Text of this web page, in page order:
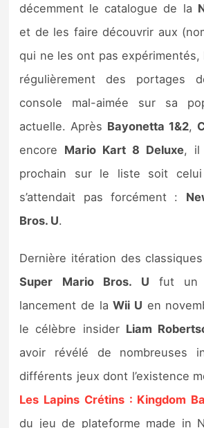
Previews
Précommandes
Précommandes jeux
Sorties de jeux
Bons plans
Guides
décemment le catalogue de la
et de les faire découvrir aux
qui ne les ont pas expérimentés,
régulièrement des portages
console mal-aimée sur sa
actuelle. Après Bayonetta 1&2,
encore Mario Kart 8 Deluxe, il
prochain sur le liste soit
s’attendait pas forcément :
Bros. U.
Dernière itération des
Super Mario Bros. U fut un
lancement de laWii U en
le célèbre insider Liam
avoir révélé de nombreuses
différents jeux dont l’existence
Les Lapins Crétins : Kingdom
du jeu de plateforme made in